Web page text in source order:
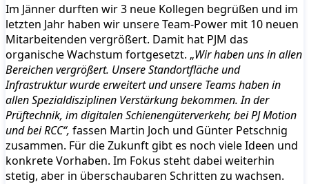
Im Jänner durften wir 3 neue Kollegen begrüßen und im
letzten Jahr haben wir unsere Team-Power mit 10 neuen
Mitarbeitenden vergrößert. Damit hat PJM das
organische Wachstum fortgesetzt. „Wir haben uns in allen
Bereichen vergrößert. Unsere Standortfläche und
Infrastruktur wurde erweitert und unsere Teams haben in
allen Spezialdisziplinen Verstärkung bekommen. In der
Prüftechnik, im digitalen Schienengüterverkehr, bei PJ Motion
und bei RCC“, fassen Martin Joch und Günter Petschnig
zusammen. Für die Zukunft gibt es noch viele Ideen und
konkrete Vorhaben. Im Fokus steht dabei weiterhin
stetig, aber in überschaubaren Schritten zu wachsen.